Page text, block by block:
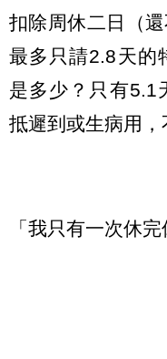
扣除周休二日（
最多只請2.8天的
是多少？只有5.1
抵遲到或生病用，
「我只有一次休